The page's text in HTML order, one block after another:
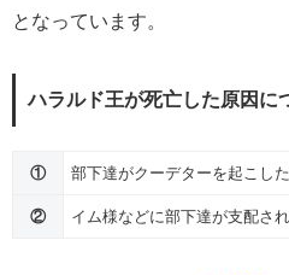
となっています。
ハラルド王が死亡した原因に
① 部下達がクーデターを起こし
② イム様などに部下達が支配さ